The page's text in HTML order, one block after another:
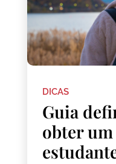
DICAS
Guia
obter